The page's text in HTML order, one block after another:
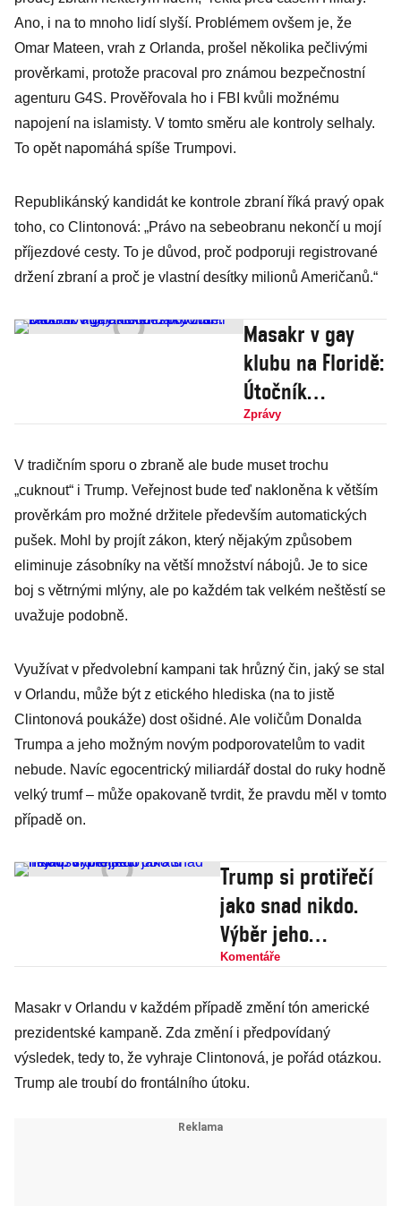
Ano, i na to mnoho lidí slyší. Problémem ovšem je, že
Omar Mateen, vrah z Orlanda, prošel několika pečlivými
prověrkami, protože pracoval pro známou bezpečnostní
agenturu G4S. Prověřovala ho i FBI kvůli možnému
napojení na islamisty. V tomto směru ale kontroly selhaly.
To opět napomáhá spíše Trumpovi.
Republikánský kandidát ke kontrole zbraní říká pravý opak
toho, co Clintonová: „Právo na sebeobranu nekončí u mojí
příjezdové cesty. To je důvod, proč podporuji registrované
držení zbraní a proč je vlastní desítky milionů Američanů.“
Masakr v gay
klubu na Floridě:
Útočník
afghánského
lidí, další
desítky zranil
Zprávy
V tradičním sporu o zbraně ale bude muset trochu
„cuknout“ i Trump. Veřejnost bude teď nakloněna k větším
prověrkám pro možné držitele především automatických
pušek. Mohl by projít zákon, který nějakým způsobem
eliminuje zásobníky na větší množství nábojů. Je to sice
boj s větrnými mlýny, ale po každém tak velkém neštěstí se
uvažuje podobně.
Využívat v předvolební kampani tak hrůzný čin, jaký se stal
v Orlandu, může být z etického hlediska (na to jistě
Clintonová poukáže) dost ošidné. Ale voličům Donalda
Trumpa a jeho možným novým podporovatelům to vadit
nebude. Navíc egocentrický miliardář dostal do ruky hodně
velký trumf – může opakovaně tvrdit, že pravdu měl v tomto
případě on.
Trump si protiřečí
jako snad nikdo.
Výběr jeho
nejabsurdnějších
Komentáře
Masakr v Orlandu v každém případě změní tón americké
prezidentské kampaně. Zda změní i předpovídaný
výsledek, tedy to, že vyhraje Clintonová, je pořád otázkou.
Trump ale troubí do frontálního útoku.